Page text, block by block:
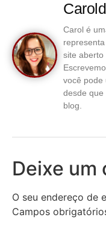
Carol é
site aberto
você pode
desde que
blog.
Deixe um
O seu endereço de
Campos